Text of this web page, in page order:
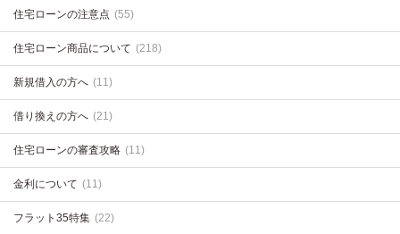
住宅ローンの注意点 (55)
住宅ローン商品について (218)
新規借入の方へ (11)
借り換えの方へ (21)
住宅ローンの審査攻略 (11)
金利について (11)
フラット35特集 (22)